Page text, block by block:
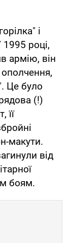
і
1995 році,
армію, він
Це було
(!)
її
макути.
від
боям.